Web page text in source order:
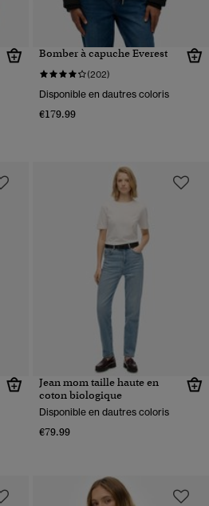
Bomber à capuche Everest
(202)
Disponible en dautres coloris
€179.99
Jean mom taille haute en
coton biologique
Disponible en dautres coloris
€79.99